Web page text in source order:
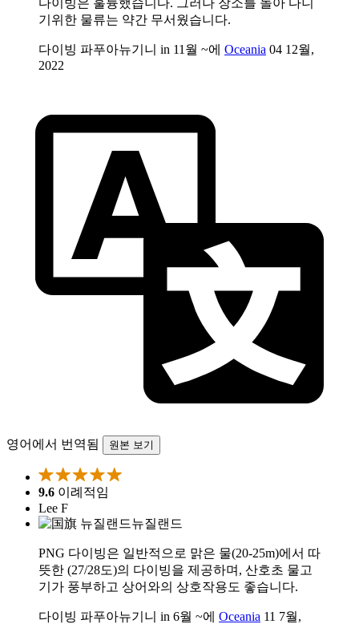
기위한 물류는 약간 무서웠습니다.
다이빙 파푸아뉴기니 in 11월 ~에 Oceania 04 12월,
2022
영어에서 번역됨 원본 보기
9.6 이례적임
Lee F
뉴질랜드
PNG 다이빙은 일반적으로 맑은 물(20-25m)에서 따
뜻한 (27/28도)의 다이빙을 제공하며, 산호초 물고
기가 풍부하고 상어와의 상호작용도 좋습니다.
다이빙 파푸아뉴기니 in 6월 ~에 Oceania 11 7월,